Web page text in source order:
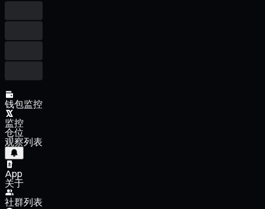
钱包监控
监控
仓位
观察列表
App
关于
社群列表